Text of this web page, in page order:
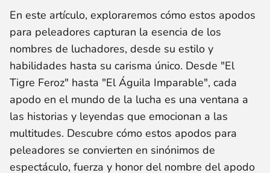
En este artículo, exploraremos cómo estos apodos
para peleadores capturan la esencia de los
nombres de luchadores, desde su estilo y
habilidades hasta su carisma único. Desde "El
Tigre Feroz" hasta "El Águila Imparable", cada
apodo en el mundo de la lucha es una ventana a
las historias y leyendas que emocionan a las
multitudes. Descubre cómo estos apodos para
peleadores se convierten en sinónimos de
espectáculo, fuerza y honor del nombre del apodo